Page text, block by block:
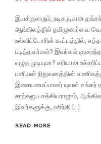
இயக்குனரும், நடிகருமான
ஆங்கிலத்தில் தமிழுணர்வை
உள்ளிட்டோரின் கூட்டத்தில்,
படித்தவர்கள்? இவர்கள்
எழுத முடியுமா? சரியான
பனியன் நிறுவனத்தின்
இசையமைப்பாளர் யுவன் சங்கர்
சாந்தனு பாக்கியராஜும்,
இவர்களுக்கு, ஹிந்தி […]
READ MORE